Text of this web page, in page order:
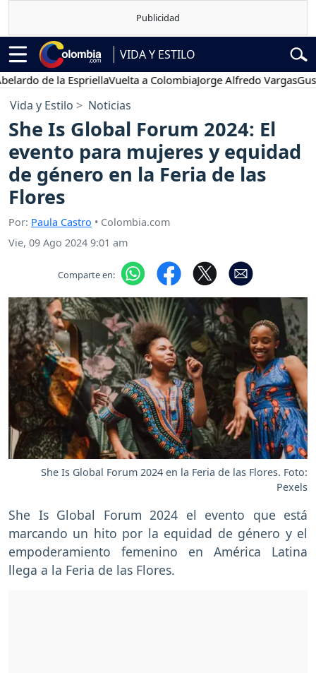
VIDA Y ESTILO
de la EspriellaVuelta a ColombiaJorge Alfredo VargasGustavo
Vida y Estilo Noticias
She Is Global Forum 2024: El
evento para mujeres y equidad
de género en la Feria de las
Flores
Por: Paula Castro • Colombia.com
Vie, 09 Ago 2024 9:01 am
Comparte en:
She Is Global Forum 2024 en la Feria de las Flores. Foto:
Pexels
She Is Global Forum 2024 el evento que está
marcando un hito por la equidad de género y el
empoderamiento femenino en América Latina
llega a la Feria de las Flores.